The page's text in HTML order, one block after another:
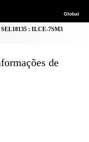
Global
SEL18135 : ILCE-7SM3
de